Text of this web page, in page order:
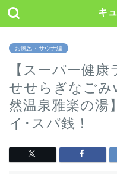
キ
お風呂・サウナ編
【スーパー健
せせらぎなごみ
然温泉雅楽の湯
イ･スパ銭！